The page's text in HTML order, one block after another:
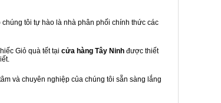
tôi tự hào là nhà phân phối chính thức các
Giỏ quà tết tại cửa hàng Tây Ninh được thiết
và chuyên nghiệp của chúng tôi sẵn sàng lắng